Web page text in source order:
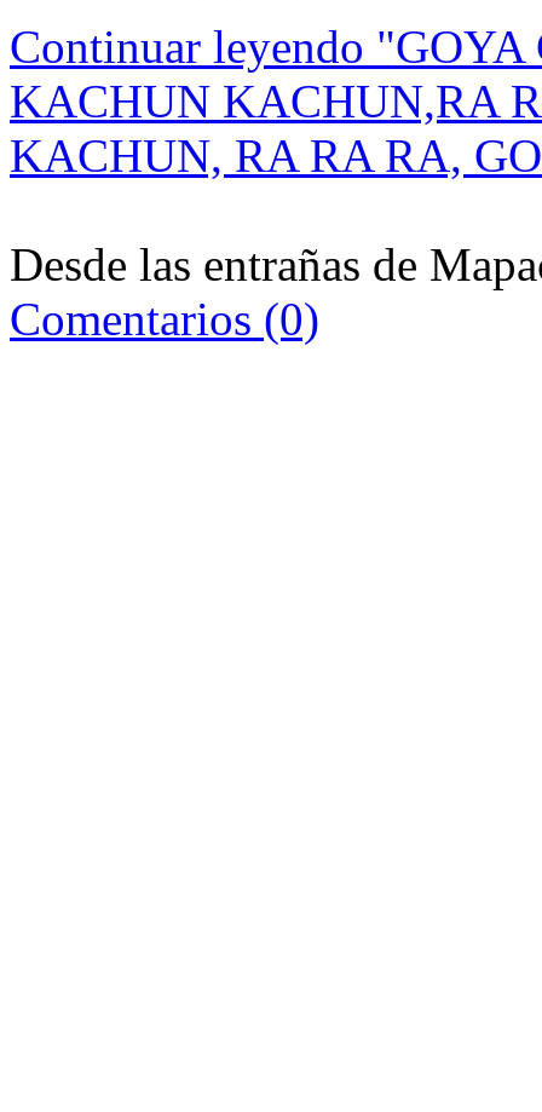
Continuar leyendo
KACHUN KACHUN,RA
KACHUN, RA RA RA,
Desde las entrañas de
Comentarios (0)